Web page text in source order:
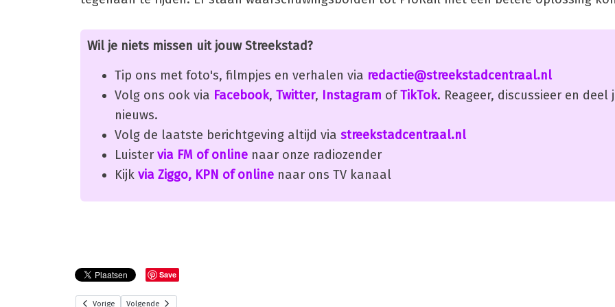
Wil je niets missen uit jouw Streekstad?
Tip ons met foto's, filmpjes en verhalen via redactie@streekstadcentraal.nl
Volg ons ook via Facebook, Twitter, Instagram ofTikTok. Reageer, discussieer en deel
nieuws.
Volg de laatste berichtgeving altijd via streekstadcentraal.nl
Luister via FM of online naar onze radiozender
Kijk via Ziggo, KPN of online naar ons TV kanaal
Save
Vorige Volgende